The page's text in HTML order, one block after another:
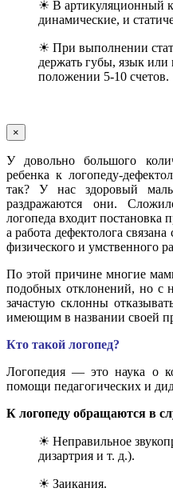
☀ В артикуляционный
динамические, и
☀ При выполнении
держать губы, язык
положении 5-10 счетов.
×
У довольно большого
ребенка к логопеду-
так? У нас здоровый
раздражаются они.
логопеда входит постановка
а работа дефектолога
физического и умственного
По этой причине многие
подобных отклонений, но с
зачастую склонны
имеющим в названии своей
Кто такой логопед?
Логопедия — это наука о
помощи педагогических и
К логопеду обращаются в
☀ Неправильное
дизартрия и т. д.).
☀ Заикания.